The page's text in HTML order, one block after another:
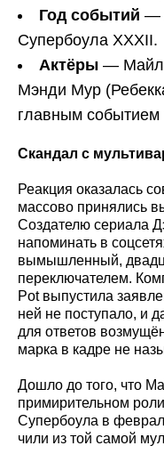
Год событий —
Супербоула XXXII.
Актёры —
Мэнди Мур
главным событием
Скандал с
Реакция оказалась
массово принялись
Создателю сериала
напоминать в
вымышленный,
переключателем.
Pot выпустила
ней не поступало, и
для ответов
марка в кадре не
Дошло до того, что
примирительном
Супербоула в
чили из той самой